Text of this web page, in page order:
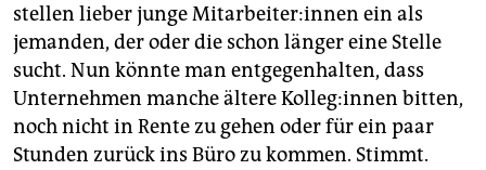
stellen lieber junge Mit­ar­bei­te­r:in­nen ein als
jemanden, der oder die schon länger eine Stelle
sucht. Nun könnte man entgegenhalten, dass
Unternehmen manche ältere Kol­le­g:in­nen bitten,
noch nicht in Rente zu gehen oder für ein paar
Stunden zurück ins Büro zu kommen. Stimmt.